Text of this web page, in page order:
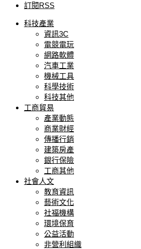
訂閱RSS
科技產業
資訊3C
電競電玩
網路軟體
汽車工業
機械工具
科學技術
科技其他
工商貿易
產業動態
商業財經
傳播行銷
建築房產
銀行保險
工商其他
社會人文
教育資訊
藝術文化
社福機構
環境保育
公益活動
非營利組織